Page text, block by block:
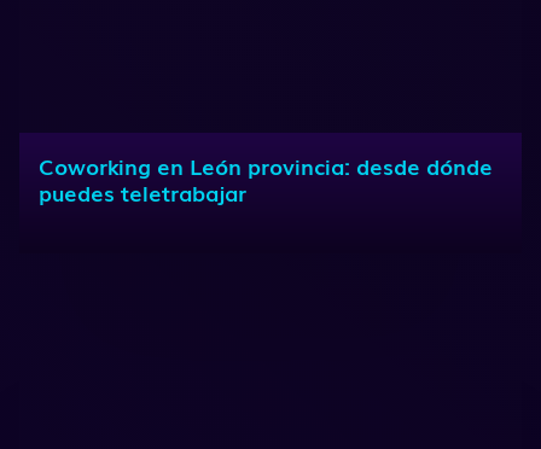
Coworking en León provincia: desde dónde
puedes teletrabajar